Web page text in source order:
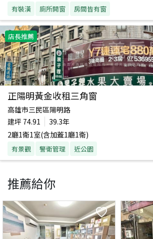
有裝潢 廁所開窗 房間皆有窗
店長推薦
正陽明黃金收租三角窗
高雄市三民區陽明路
建坪 74.91
39.3年
2廳1衛1室(含加蓋1廳1衛)
有景觀 警衛管理 近公園
推薦給你